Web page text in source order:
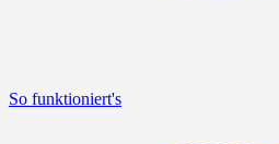
So funktioniert's